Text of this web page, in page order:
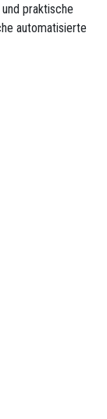
praktische
automatisierte